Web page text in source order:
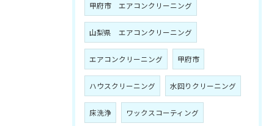
甲府市 エアコンクリーニング
山梨県 エアコンクリーニング
エアコンクリーニング 甲府市
ハウスクリーニング 水回りクリーニング
床洗浄 ワックスコーティング